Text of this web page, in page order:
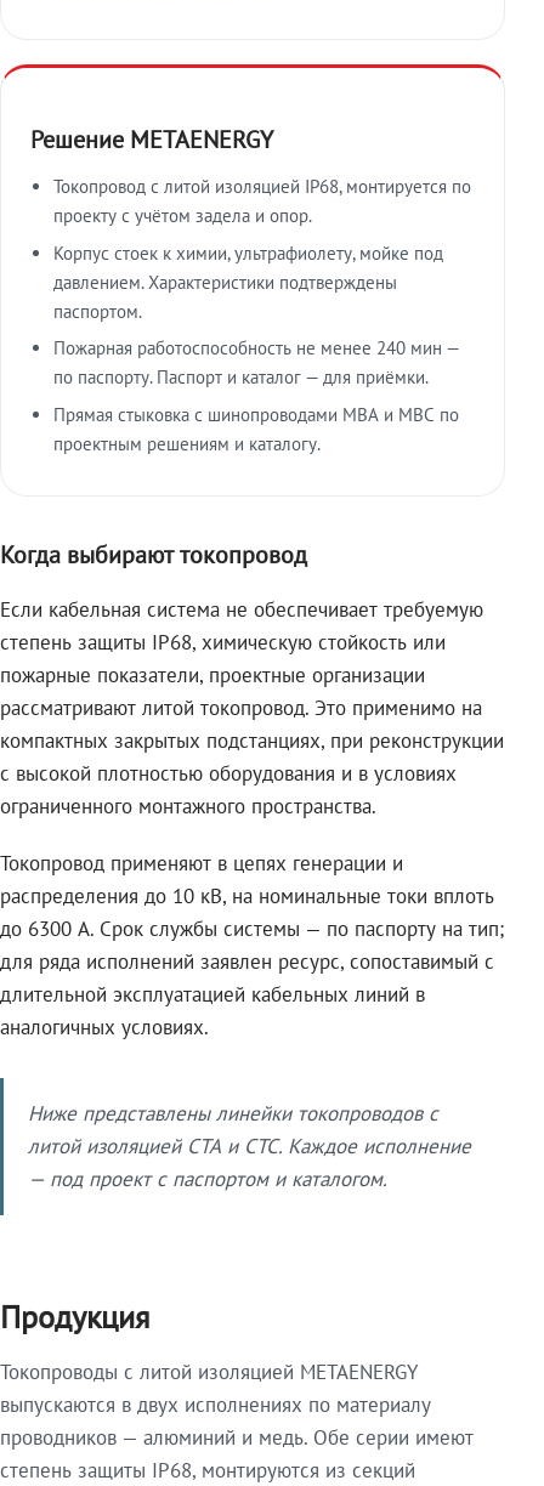
Решение METAENERGY
Токопровод с литой изоляцией IP68, монтируется по
проекту с учётом задела и опор.
Корпус стоек к химии, ультрафиолету, мойке под
давлением. Характеристики подтверждены
паспортом.
Пожарная работоспособность не менее 240 мин —
по паспорту. Паспорт и каталог — для приёмки.
Прямая стыковка с шинопроводами МВА и МВС по
проектным решениям и каталогу.
Когда выбирают токопровод
Если кабельная система не обеспечивает требуемую
степень защиты IP68, химическую стойкость или
пожарные показатели, проектные организации
рассматривают литой токопровод. Это применимо на
компактных закрытых подстанциях, при реконструкции
с высокой плотностью оборудования и в условиях
ограниченного монтажного пространства.
Токопровод применяют в цепях генерации и
распределения до 10 кВ, на номинальные токи вплоть
до 6300 А. Срок службы системы — по паспорту на тип;
для ряда исполнений заявлен ресурс, сопоставимый с
длительной эксплуатацией кабельных линий в
аналогичных условиях.
Ниже представлены линейки токопроводов с
литой изоляцией СТА и СТС. Каждое исполнение
— под проект с паспортом и каталогом.
Продукция
Токопроводы с литой изоляцией METAENERGY
выпускаются в двух исполнениях по материалу
проводников — алюминий и медь. Обе серии имеют
степень защиты IP68, монтируются из секций